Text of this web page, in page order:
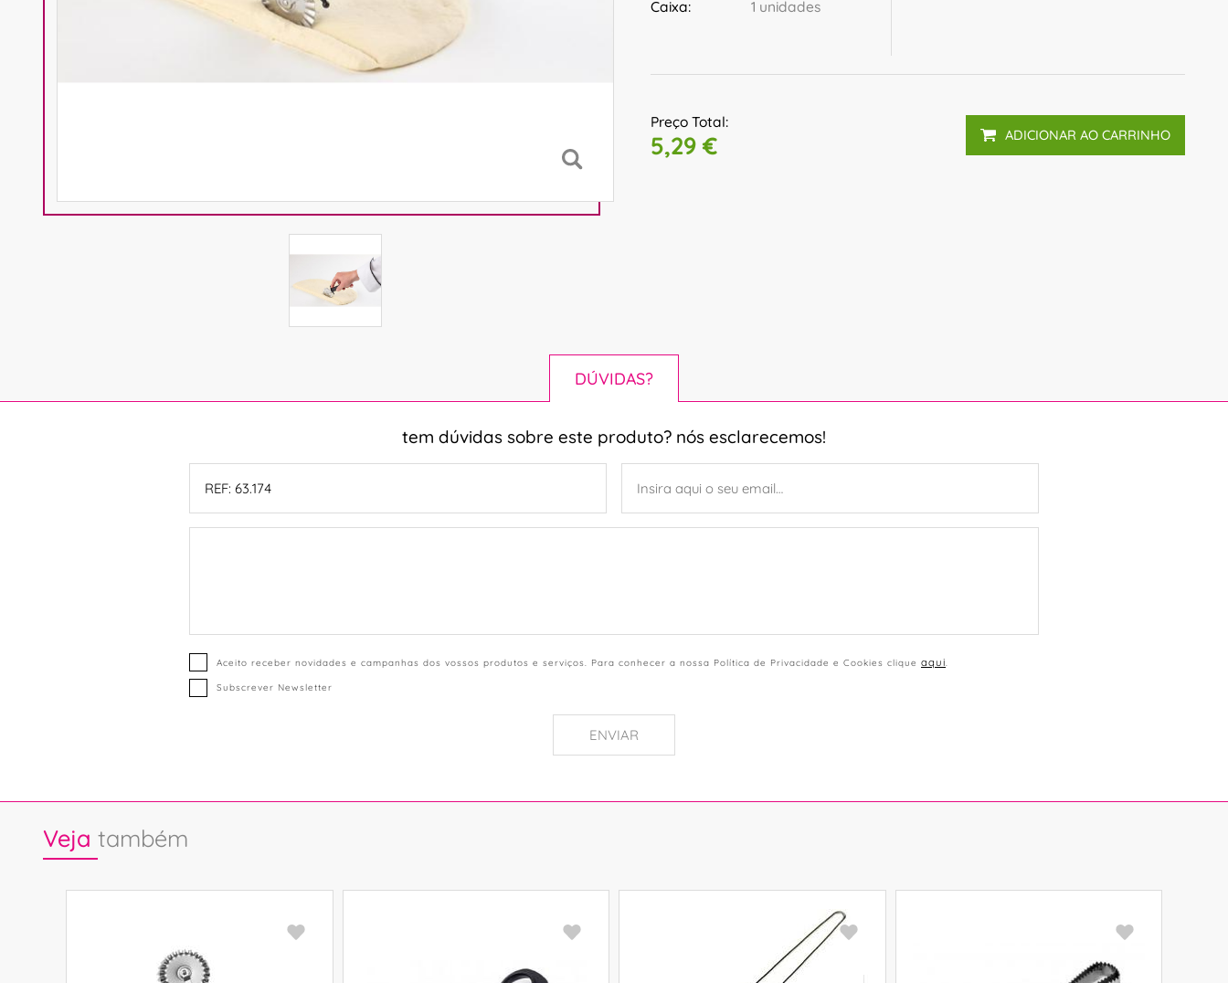
Caixa: 1 unidades
Preço Total:
5,29 € ADICIONAR AO CARRINHO
DÚVIDAS?
tem dúvidas sobre este produto? nós esclarecemos!
Aceito receber novidades e campanhas dos vossos produtos e serviços. Para conhecer a nossa Política de Privacidade e Cookies clique aqui.
Subscrever Newsletter
ENVIAR
Veja também